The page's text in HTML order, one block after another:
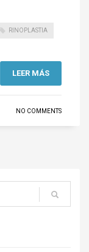
RINOPLASTIA
LEER MÁS
NO COMMENTS